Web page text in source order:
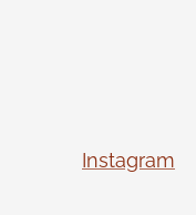
Instagram